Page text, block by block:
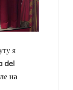
я
del
на